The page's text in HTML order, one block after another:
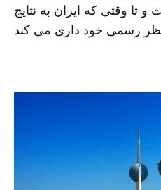
تا وقتی که ایران به نتایج